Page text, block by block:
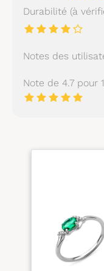
Durabilité (à
Notes des
Note de 4.7 pour